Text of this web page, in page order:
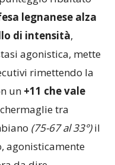
ribaltato
legnanese alza
di intensità
agonistica, mette
rimettendo la
un
tra
agonisticamente